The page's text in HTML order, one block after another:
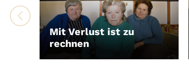
Mit Verlust ist zu
rechnen
LEIHEN